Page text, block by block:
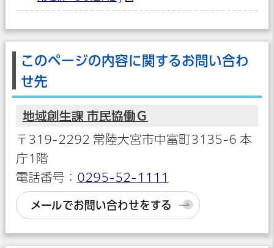
このページの内容に関するお問い合わ
せ先
地域創生課 市民協働Ｇ
〒319-2292 常陸大宮市中富町3135-6 本
庁1階
電話番号： 0295-52-1111
メールでお問い合わせをする